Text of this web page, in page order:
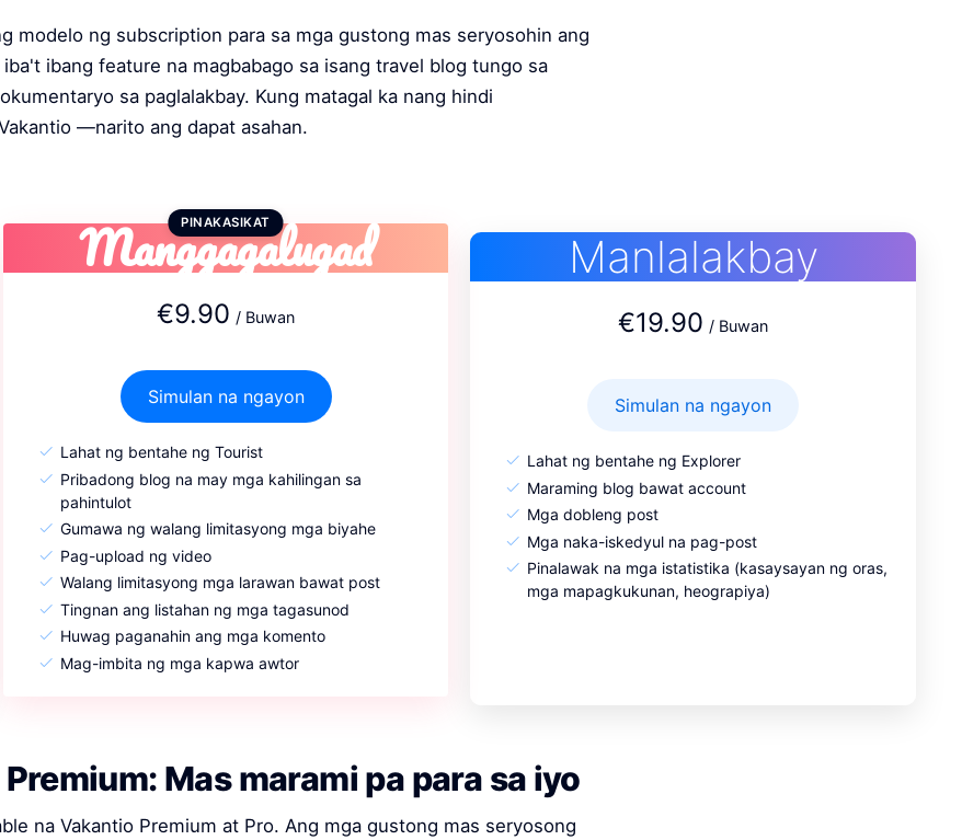
modelo ng subscription para sa mga gustong mas seryosohin ang
ibang feature na magbabago sa isang travel blog tungo sa
sa paglalakbay. Kung matagal ka nang hindi
—narito ang dapat asahan.
PINAKASIKAT
Manggagalugad
€9.90 / Buwan
Simulan na ngayon
Lahat ng bentahe ng Tourist
Pribadong blog na may mga kahilingan sa
pahintulot
Gumawa ng walang limitasyong mga biyahe
Pag-upload ng video
Walang limitasyong mga larawan bawat post
Tingnan ang listahan ng mga tagasunod
Huwag paganahin ang mga komento
Mag-imbita ng mga kapwa awtor
Manlalakbay
€19.90 / Buwan
Simulan na ngayon
Lahat ng bentahe ng Explorer
Maraming blog bawat account
Mga dobleng post
Mga naka-iskedyul na pag-post
Pinalawak na mga istatistika (kasaysayan ng oras,
mga mapagkukunan, heograpiya)
Mas marami pa para sa iyo
na Vakantio Premium at Pro. Ang mga gustong mas seryosong